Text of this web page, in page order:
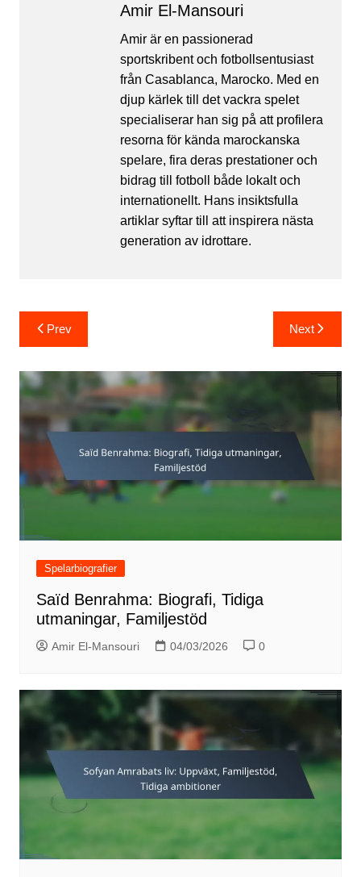
Amir El-Mansouri
Amir är en passionerad
sportskribent och fotbollsentusiast
från Casablanca, Marocko. Med en
djup kärlek till det vackra spelet
specialiserar han sig på att profilera
resorna för kända marockanska
spelare, fira deras prestationer och
bidrag till fotboll både lokalt och
internationellt. Hans insiktsfulla
artiklar syftar till att inspirera nästa
generation av idrottare.
Post
navigation
Prev Next
Spelarbiografier
Saïd Benrahma: Biografi, Tidiga
utmaningar, Familjestöd
Amir El-Mansouri 04/03/2026 0